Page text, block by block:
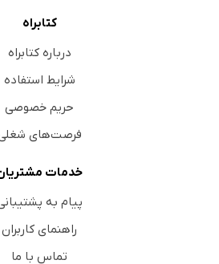
کتابراه
درباره کتابراه
شرایط استفاده
حریم خصوصی
فرصت‌های
خدمات
پیام به
راهنمای کاربران
تماس با ما